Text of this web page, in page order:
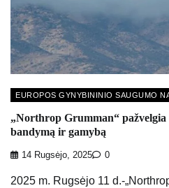
EUROPOS GYNYBININIO SAUGUMO
„Northrop Grumman“
bandymą ir gamybą
14 Rugsėjo, 2025 0
2025 m. Rugsėjo 11 d.-